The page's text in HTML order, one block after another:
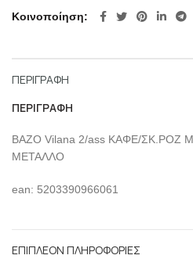
Κοινοποίηση
ΠΕΡΙΓΡΑΦΉ
ΠΕΡΙΓΡΑΦΉ
ΒΑΖΟ Vilana 2/ass ΚΑΦΕ/ΣΚ.ΡΟΖ
ΜΕΤΑΛΛΟ
ean: 5203390966061
ΕΠΙΠΛΈΟΝ ΠΛΗΡΟΦΟΡΊΕΣ